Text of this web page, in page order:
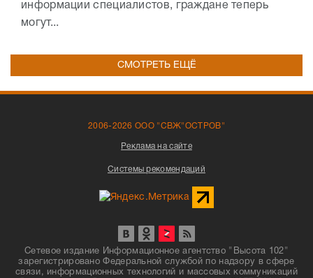
информации специалистов, граждане теперь
могут...
СМОТРЕТЬ ЕЩЁ
2006-2026 ООО "СВЖ"ОСТРОВ"
Реклама на сайте
Системы рекомендаций
Сетевое издание Информационное агентство "Высота 102"
зарегистрировано Федеральной службой по надзору в сфере
связи, информационных технологий и массовых коммуникаций